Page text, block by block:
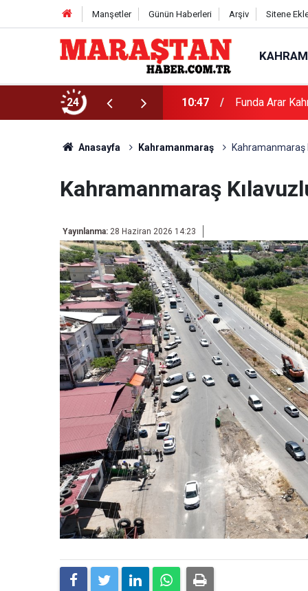
Manşetler Günün Haberleri Arşiv Sitene
24 10:47 Funda Arar
Anasayfa Kahramanmaraş Kahramanmaraş
Kahramanmaraş
Yayınlanma: 28 Haziran 2026 14:23